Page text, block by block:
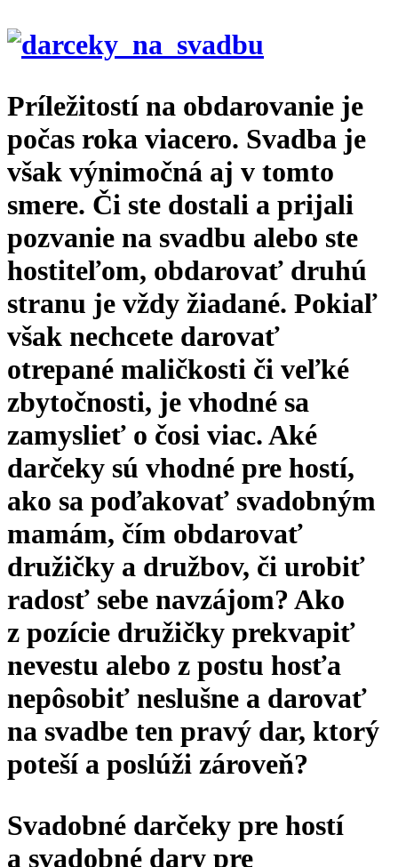
Príležitostí na obdarovanie je
počas roka viacero. Svadba je
však výnimočná aj v tomto
smere. Či ste dostali a prijali
pozvanie na svadbu alebo ste
hostiteľom, obdarovať druhú
stranu je vždy žiadané. Pokiaľ
však nechcete darovať
otrepané maličkosti či veľké
zbytočnosti, je vhodné sa
zamyslieť o čosi viac. Aké
darčeky sú vhodné pre hostí,
ako sa poďakovať svadobným
mamám, čím obdarovať
družičky a družbov, či urobiť
radosť sebe navzájom? Ako
z pozície družičky prekvapiť
nevestu alebo z postu hosťa
nepôsobiť neslušne a darovať
na svadbe ten pravý dar, ktorý
poteší a poslúži zároveň?
Svadobné darčeky pre hostí
a svadobné dary pre